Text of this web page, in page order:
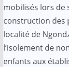
mobilisés lors de
construction des
localité de
l’isolement de
enfants aux